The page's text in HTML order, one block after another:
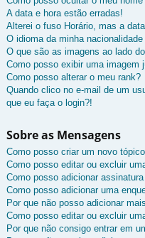
A data e hora estão erradas!
Alterei o fuso Horário, mas a
O idioma da minha
O que são as imagens ao lado
Como posso exibir uma imagem
Como posso alterar o meu rank?
Quando clico no e-mail de um
que eu faça o login?!
Sobre as Mensagens
Como posso criar um novo
Como posso editar ou excluir
Como posso adicionar
Como posso adicionar uma
Por que não posso adicionar
Como posso editar ou excluir
Por que não consigo entrar em